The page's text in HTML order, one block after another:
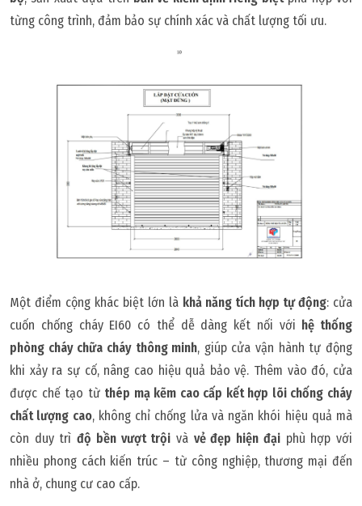
từng công trình, đảm bảo sự chính xác và chất lượng tối ưu.
Một điểm cộng khác biệt lớn là khả năng tích hợp tự động: cửa
cuốn chống cháy EI60 có thể dễ dàng kết nối với hệ thống
phòng cháy chữa cháy thông minh, giúp cửa vận hành tự động
khi xảy ra sự cố, nâng cao hiệu quả bảo vệ. Thêm vào đó, cửa
được chế tạo từ thép mạ kẽm cao cấp kết hợp lõi chống cháy
chất lượng cao, không chỉ chống lửa và ngăn khói hiệu quả mà
còn duy trìđộ bền vượt trội và vẻ đẹp hiện đạiphù hợp với
nhiều phong cách kiến trúc – từ công nghiệp, thương mại đến
nhà ở, chung cư cao cấp.